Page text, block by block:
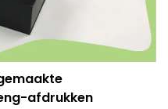
afdrukken